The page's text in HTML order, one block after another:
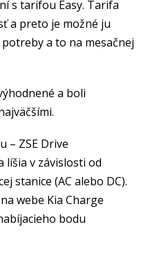
s tarifou Easy. Tarifa
a preto je možné ju
a to na mesačnej
a boli
– ZSE Drive
líšia v závislosti od
stanice (AC alebo DC).
webe Kia Charge
bodu